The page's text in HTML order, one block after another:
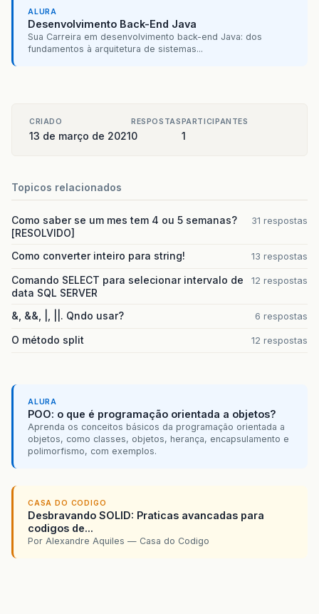
ALURA
Desenvolvimento Back-End Java
Sua Carreira em desenvolvimento back-end Java: dos
fundamentos à arquitetura de sistemas...
CRIADO
13 de março de 2021
RESPOSTAS
0
PARTICIPANTES
1
Topicos relacionados
Como saber se um mes tem 4 ou 5 semanas?
[RESOLVIDO]
31 respostas
Como converter inteiro para string! 13 respostas
Comando SELECT para selecionar intervalo de
data SQL SERVER
12 respostas
&, &&, |, ||. Qndo usar? 6 respostas
O método split 12 respostas
ALURA
POO: o que é programação orientada a objetos?
Aprenda os conceitos básicos da programação orientada a
objetos, como classes, objetos, herança, encapsulamento e
polimorfismo, com exemplos.
CASA DO CODIGO
Desbravando SOLID: Praticas avancadas para
codigos de...
Por Alexandre Aquiles — Casa do Codigo